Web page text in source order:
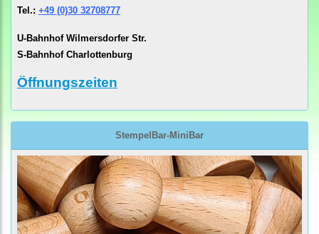
Tel.: +49 (0)30 32708777
U-Bahnhof Wilmersdorfer Str.
S-Bahnhof Charlottenburg
Öffnungszeiten
StempelBar-MiniBar